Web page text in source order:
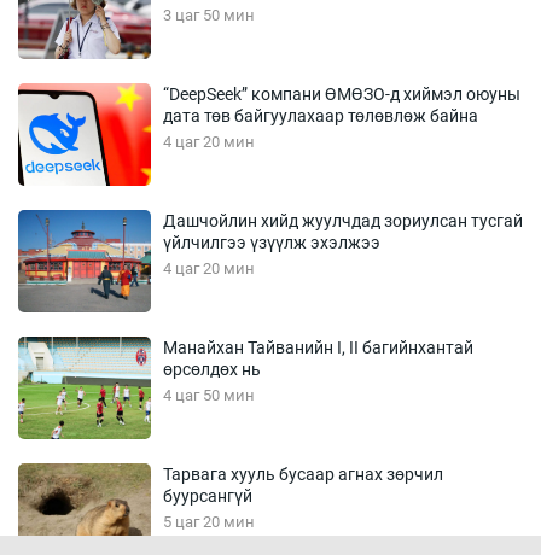
3 цаг 50 мин
“DeepSeek” компани ӨМӨЗО-д хиймэл оюуны
дата төв байгуулахаар төлөвлөж байна
4 цаг 20 мин
Дашчойлин хийд жуулчдад зориулсан тусгай
үйлчилгээ үзүүлж эхэлжээ
4 цаг 20 мин
Манайхан Тайванийн I, II багийнхантай
өрсөлдөх нь
4 цаг 50 мин
Тарвага хууль бусаар агнах зөрчил
буурсангүй
5 цаг 20 мин